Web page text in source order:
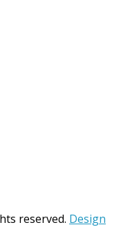
reserved. Design